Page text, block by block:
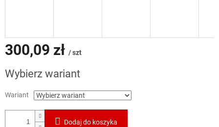
300,09 zł / szt
jednostkowa:
Wybierz wariant
Wariant
Dodaj do koszyka